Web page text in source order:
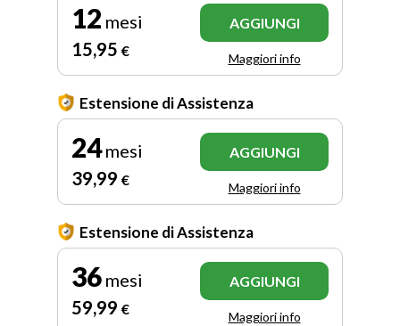
12 mesi
15,95 €
AGGIUNGI
Maggiori info
Estensione di Assistenza
24mesi
39,99 €
AGGIUNGI
Maggiori info
Estensione di Assistenza
36 mesi
59,99 €
AGGIUNGI
Maggiori info